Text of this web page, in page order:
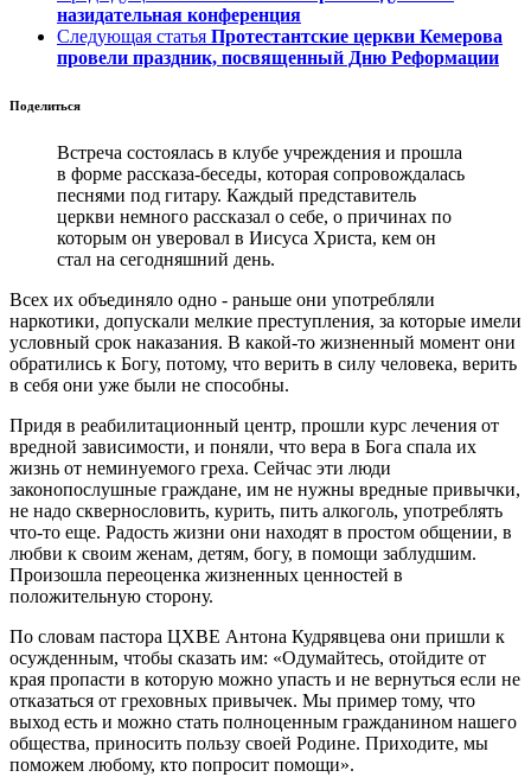
назидательная конференция
Следующая статья Протестантские церкви Кемерова
провели праздник, посвященный Дню Реформации
Поделиться
Встреча состоялась в клубе учреждения и прошла
в форме рассказа-беседы, которая сопровождалась
песнями под гитару. Каждый представитель
церкви немного рассказал о себе, о причинах по
которым он уверовал в Иисуса Христа, кем он
стал на сегодняшний день.
Всех их объединяло одно - раньше они употребляли
наркотики, допускали мелкие преступления, за которые имели
условный срок наказания. В какой-то жизненный момент они
обратились к Богу, потому, что верить в силу человека, верить
в себя они уже были не способны.
Придя в реабилитационный центр, прошли курс лечения от
вредной зависимости, и поняли, что вера в Бога спала их
жизнь от неминуемого греха. Сейчас эти люди
законопослушные граждане, им не нужны вредные привычки,
не надо сквернословить, курить, пить алкоголь, употреблять
что-то еще. Радость жизни они находят в простом общении, в
любви к своим женам, детям, богу, в помощи заблудшим.
Произошла переоценка жизненных ценностей в
положительную сторону.
По словам пастора ЦХВЕ Антона Кудрявцева они пришли к
осужденным, чтобы сказать им: «Одумайтесь, отойдите от
края пропасти в которую можно упасть и не вернуться если не
отказаться от греховных привычек. Мы пример тому, что
выход есть и можно стать полноценным гражданином нашего
общества, приносить пользу своей Родине. Приходите, мы
поможем любому, кто попросит помощи».